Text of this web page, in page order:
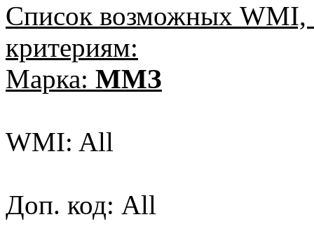
Список возможных
критериям:
Марка: ММЗ
WMI: All
Доп. код: All